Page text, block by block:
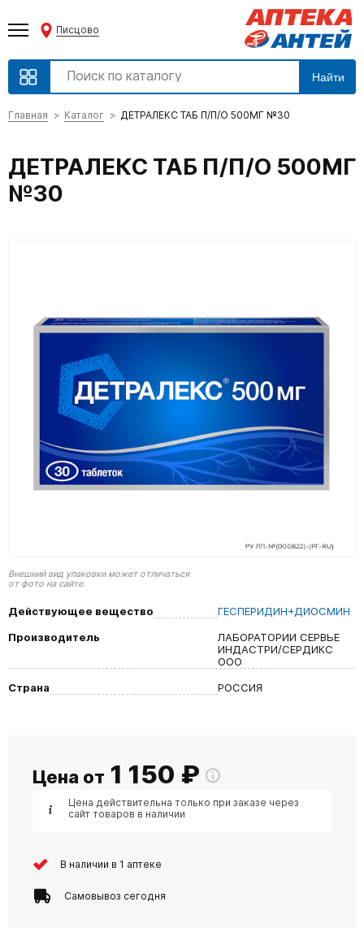
Писцово
Найти
Главная Каталог ДЕТРАЛЕКС ТАБ П/П/О 500МГ №30
ДЕТРАЛЕКС ТАБ П/П/О 500МГ
№30
Внешний вид упаковки может отличаться
от фото на сайте.
Действующее вещество
ГЕСПЕРИДИН+ДИОСМИН
Производитель
ЛАБОРАТОРИИ СЕРВЬЕ
ИНДАСТРИ/СЕРДИКС
ООО
Страна
РОССИЯ
Цена от 1 150 ₽
Цена действительна только при заказе через
сайт товаров в наличии
В наличии в 1 аптеке
Самовывоз сегодня